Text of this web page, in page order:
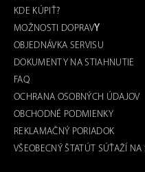
KDE KÚPIŤ?
MOŽNOSTI DOPRAVY
OBJEDNÁVKA SERVISU
DOKUMENTY NA STIAHNUTIE
FAQ
OCHRANA OSOBNÝCH ÚDAJOV
OBCHODNÉ PODMIENKY
REKLAMAČNÝ PORIADOK
VŠEOBECNÝ ŠTATÚT SÚŤAŽÍ